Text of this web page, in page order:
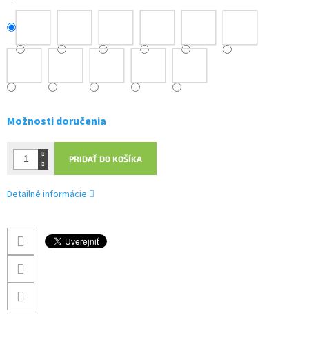
Možnosti doručenia
PRIDAŤ DO KOŠÍKA
Detailné informácie